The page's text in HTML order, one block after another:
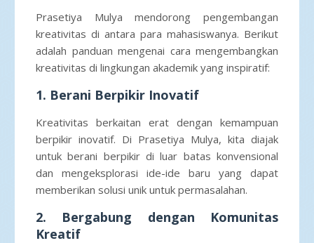
Prasetiya Mulya mendorong pengembangan
kreativitas di antara para mahasiswanya. Berikut
adalah panduan mengenai cara mengembangkan
kreativitas di lingkungan akademik yang inspiratif:
1. Berani Berpikir Inovatif
Kreativitas berkaitan erat dengan kemampuan
berpikir inovatif. Di Prasetiya Mulya, kita diajak
untuk berani berpikir di luar batas konvensional
dan mengeksplorasi ide-ide baru yang dapat
memberikan solusi unik untuk permasalahan.
2. Bergabung dengan Komunitas
Kreatif